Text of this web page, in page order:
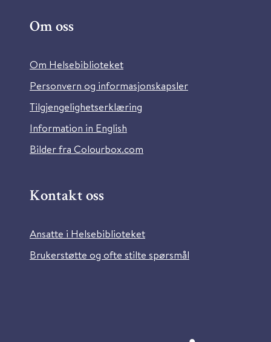
Om oss
Om Helsebiblioteket
Personvern og informasjonskapsler
Tilgjengelighetserklæring
Information in English
Bilder fra Colourbox.com
Kontakt oss
Ansatte i Helsebiblioteket
Brukerstøtte og ofte stilte spørsmål